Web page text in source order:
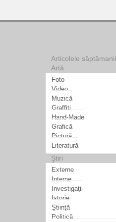
Articolele săptămanii
Artă
Foto
Video
Muzică
Graffiti
Hand-Made
Grafică
Pictură
Literatură
Ştiri
Externe
Interne
Investigaţii
Istorie
Ştiinţă
Politică